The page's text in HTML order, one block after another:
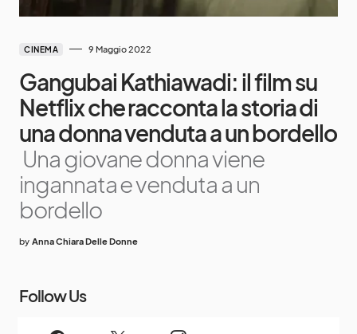
CINEMA 9 Maggio 2022
Gangubai Kathiawadi: il film su
Netflix che racconta la storia di
una donna venduta a un bordello
Una giovane donna viene
ingannata e venduta a un
bordello
by Anna Chiara Delle Donne
Follow Us